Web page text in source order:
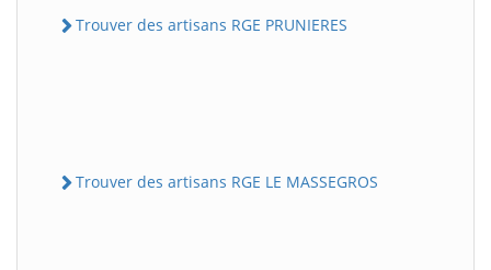
Trouver des artisans RGE PRUNIERES
Trouver des artisans RGE LE MASSEGROS